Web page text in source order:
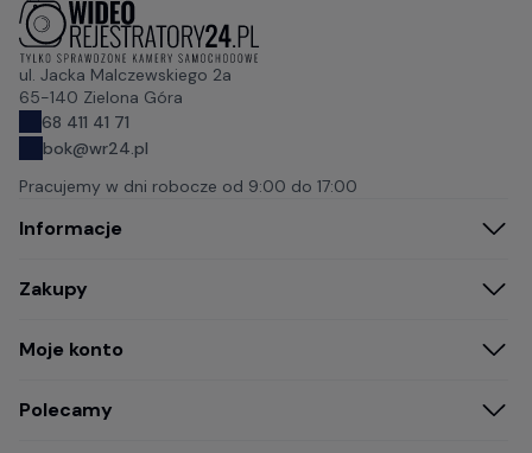
ul. Jacka Malczewskiego 2a
65-140 Zielona Góra
68 411 41 71
bok@wr24.pl
Pracujemy w dni robocze od 9:00 do 17:00
Informacje
Zakupy
Moje konto
Polecamy